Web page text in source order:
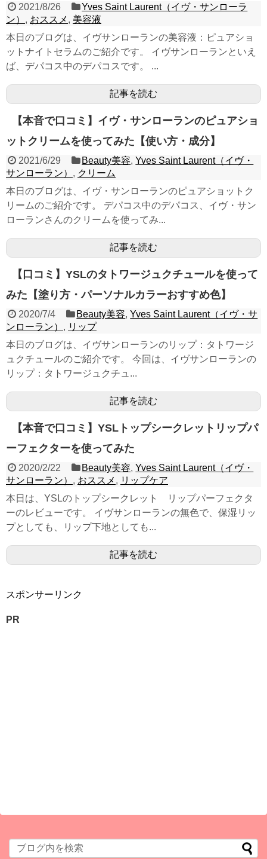
2021/8/26
Yves Saint Laurent（イヴ・サンローラ
ン） , おススメ , 美容液
本日のブログは、イヴサンローランの美容液：ピュアショ
ットナイトセラムのご紹介です。 イヴサンローランといえ
ば、デパコス中のデパコスです。 ...
記事を読む
【本音で口コミ】イヴ・サンローランのピュアショ
ットクリームを使ってみた【使い方・成分】
2021/6/29 Beauty美容,Yves Saint Laurent（イヴ・
サンローラン） , クリーム
本日のブログは、イヴ・サンローランのピュアショットク
リームのご紹介です。 デパコス中のデパコス、イヴ・サン
ローランさんのクリームを使ってみ...
記事を読む
【口コミ】YSLのタトワージュクチュールを使って
みた【塗り方・パーソナルカラーおすすめ色】
2020/7/4 Beauty美容,Yves Saint Laurent（イヴ・サ
ンローラン） , リップ
本日のブログは、イヴサンローランのリップ：タトワージ
ュクチュールのご紹介です。 今回は、イヴサンローランの
リップ：タトワージュクチュ...
記事を読む
【本音で口コミ】YSLトップシークレットリップパ
ーフェクターを使ってみた
2020/2/22 Beauty美容,Yves Saint Laurent（イヴ・
サンローラン） , おススメ , リップケア
本日は、YSLのトップシークレット リップパーフェクタ
ーのレビューです。 イヴサンローランの無色で、保湿リッ
プとしても、リップ下地としても...
記事を読む
スポンサーリンク
PR